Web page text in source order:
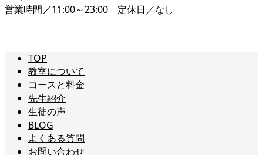
営業時間／11:00～23:00 定休日／なし
TOP
教室について
コースと料金
先生紹介
生徒の声
BLOG
よくある質問
お問い合わせ